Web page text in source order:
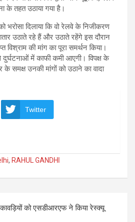
के तहत उठाया गया है।
भरोसा दिलाया कि वो रेलवे के निजीकरण
उठाते रहे हैं और उठाते रहेंगे इस दौरान
विश्राम की मांग का पूरा समर्थन किया।
दुर्घटनाओं में काफी कमी आएगी। विपक्ष के
समक्ष उनकी मांगों को उठाने का वादा
Twitter
, RAHUL GANDHI
को एसडीआरएफ ने किया रेस्क्यू